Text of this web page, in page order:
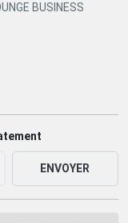
BUSINESS
ENVOYER